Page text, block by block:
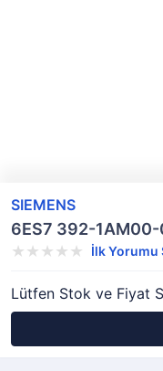
SIEMENS
6ES7 392-
İlk Yorumu
Lütfen Stok ve Fiyat